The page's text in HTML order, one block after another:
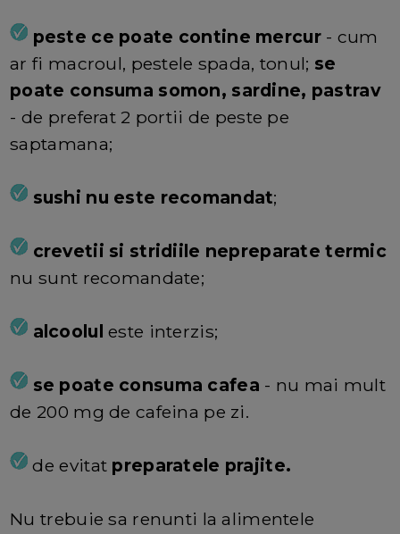
peste ce poate contine mercur - cum
ar fi macroul, pestele spada, tonul; se
poate consuma somon, sardine, pastrav
- de preferat 2 portii de peste pe
saptamana;
sushi nu este recomandat;
crevetii si stridiile nepreparate termic
nu sunt recomandate;
alcooluleste interzis;
se poate consuma cafea - nu mai mult
de 200 mg de cafeina pe zi.
de evitat preparatele prajite.
Nu trebuie sa renunti la alimentele